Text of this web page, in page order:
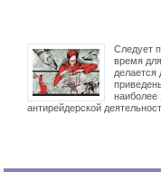
Следует
время
делается
наиболее
антирейдерской